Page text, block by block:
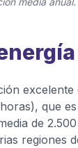
que
de
regiones